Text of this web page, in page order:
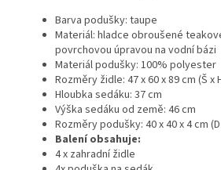
Barva podušky: taupe
Materiál: hladce obroušené
povrchovou úpravou na vodní bázi
Materiál podušky: 100% polyester
Rozměry židle: 47 x 60 x 89 cm (Š x
Hloubka sedáku: 37 cm
Výška sedáku od země: 46 cm
Rozměry podušky: 40 x 40 x 4 cm
Balení obsahuje:
4 x zahradní židle